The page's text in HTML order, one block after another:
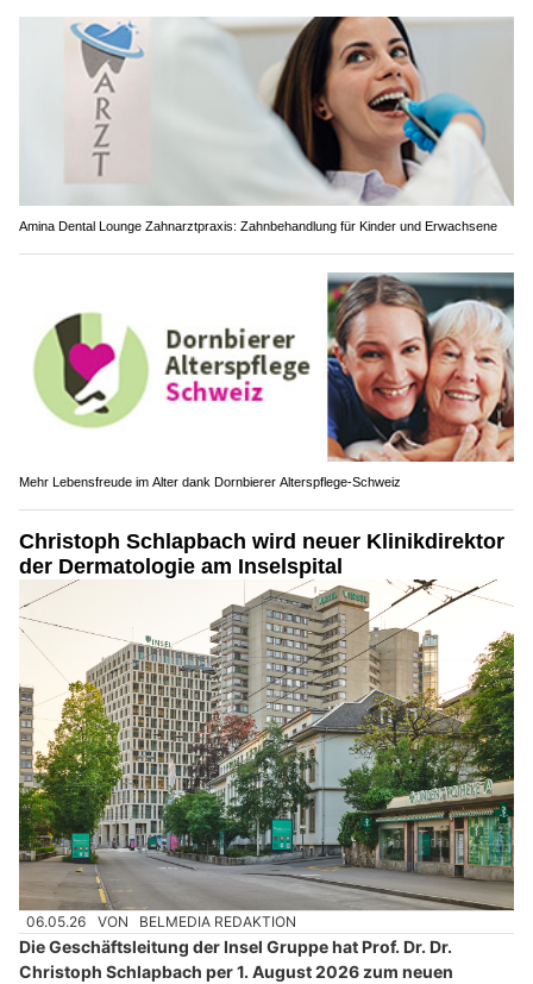
Amina Dental Lounge Zahnarztpraxis: Zahnbehandlung für Kinder und Erwachsene
Mehr Lebensfreude im Alter dank Dornbierer Alterspflege-Schweiz
Christoph Schlapbach wird neuer Klinikdirektor
der Dermatologie am Inselspital
06.05.26 VON BELMEDIA REDAKTION
Die Geschäftsleitung der Insel Gruppe hat Prof. Dr. Dr.
Christoph Schlapbach per 1. August 2026 zum neuen